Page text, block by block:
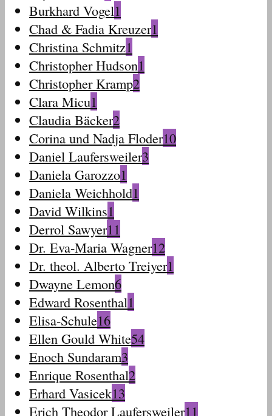
Burkhard Vogel1
Chad & Fadia Kreuzer1
Christina Schmitz1
Christopher Hudson1
Christopher Kramp2
Clara Micu1
Claudia Bäcker2
Corina und Nadja Floder10
Daniel Laufersweiler3
Daniela Garozzo1
Daniela Weichhold1
David Wilkins1
Derrol Sawyer11
Dr. Eva-Maria Wagner12
Dr. theol. Alberto Treiyer1
Dwayne Lemon6
Edward Rosenthal1
Elisa-Schule16
Ellen Gould White54
Enoch Sundaram3
Enrique Rosenthal2
Erhard Vasicek13
Erich Theodor Laufersweiler11